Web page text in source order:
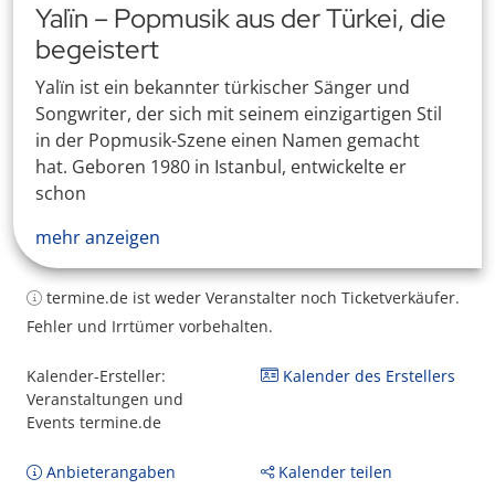
Yalïn – Popmusik aus der Türkei, die
begeistert
Yalïn ist ein bekannter türkischer Sänger und
Songwriter, der sich mit seinem einzigartigen Stil
in der Popmusik-Szene einen Namen gemacht
hat. Geboren 1980 in Istanbul, entwickelte er
schon
mehr anzeigen
termine.de ist weder Veranstalter noch Ticketverkäufer.
Fehler und Irrtümer vorbehalten.
Kalender-Ersteller:
Veranstaltungen und
Events termine.de
Kalender des Erstellers
Anbieterangaben Kalender teilen